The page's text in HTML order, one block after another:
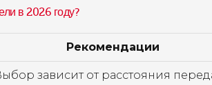
в 2026 году?
Рекомендации
зависит от расстояния